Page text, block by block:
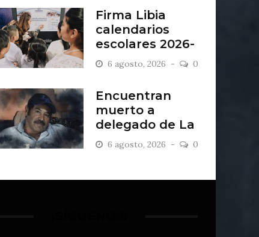
Firma Libia
calendarios
escolares 2026-
2027
6 agosto, 2026 0
Encuentran
muerto a
delegado de La
Sandía
6 agosto, 2026 0